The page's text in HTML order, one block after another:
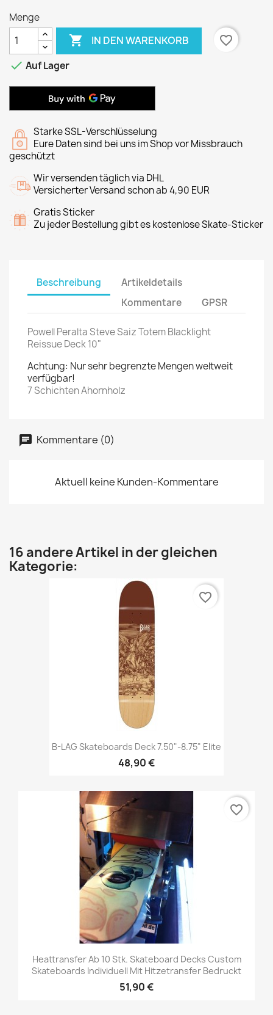
Menge
 IN DEN WARENKORB
favorite_border
 Auf Lager
Starke SSL-Verschlüsselung
Eure Daten sind bei uns im Shop vor Missbrauch
geschützt
Wir versenden täglich via DHL
Versicherter Versand schon ab 4,90 EUR
Gratis Sticker
Zu jeder Bestellung gibt es kostenlose Skate-Sticker
Beschreibung
Artikeldetails
Kommentare
GPSR
Powell Peralta Steve Saiz Totem Blacklight
Reissue Deck 10"
Achtung: Nur sehr begrenzte Mengen weltweit
verfügbar!
7 Schichten Ahornholz
Kommentare (0)
Aktuell keine Kunden-Kommentare
16 andere Artikel in der gleichen
Kategorie:
B-LAG Skateboards Deck 7.50"-8.75" Elite
48,90 €
favorite_border
Heattransfer Ab 10 Stk. Skateboard Decks Custom
Skateboards Individuell Mit Hitzetransfer Bedruckt
51,90 €
favorite_border